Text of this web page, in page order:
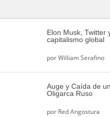
Elon Musk, Twitter
capitalismo global
porWilliam Serafino
Auge y Caída de un
Oligarca Ruso
porRed Angostura